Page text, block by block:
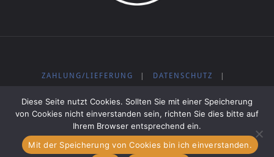
ZAHLUNG/LIEFERUNG | DATENSCHUTZ
|
KOSTENLOSE MUSIK
Diese Seite nutzt Cookies. Sollten Sie mit einer Speicherung
von Cookies nicht einverstanden sein, richten Sie dies bitte auf
Ihrem Browser entsprechend ein.
Mit der Speicherung von Cookies bin ich einverstanden.